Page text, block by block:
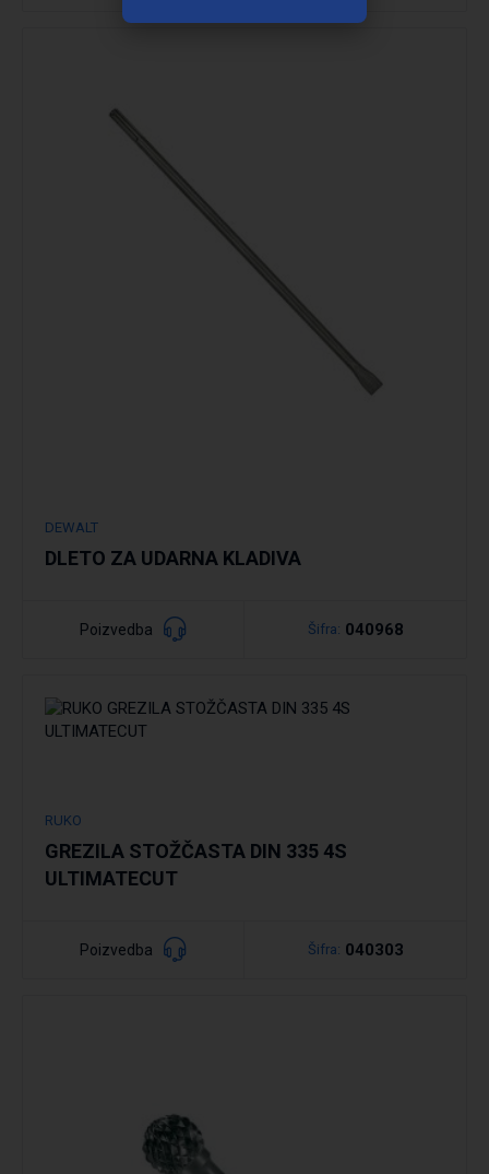
Podrobno
DEWALT
DLETO ZA UDARNA KLADIVA
Poizvedba Šifra: 040968
RUKO
GREZILA STOŽČASTA DIN 335 4S
ULTIMATECUT
Poizvedba Šifra: 040303